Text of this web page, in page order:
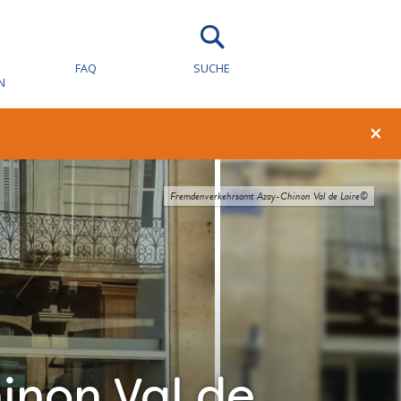
FAQ SUCHE
×
Fremdenverkehrsamt Azay-Chinon Val de Loire©